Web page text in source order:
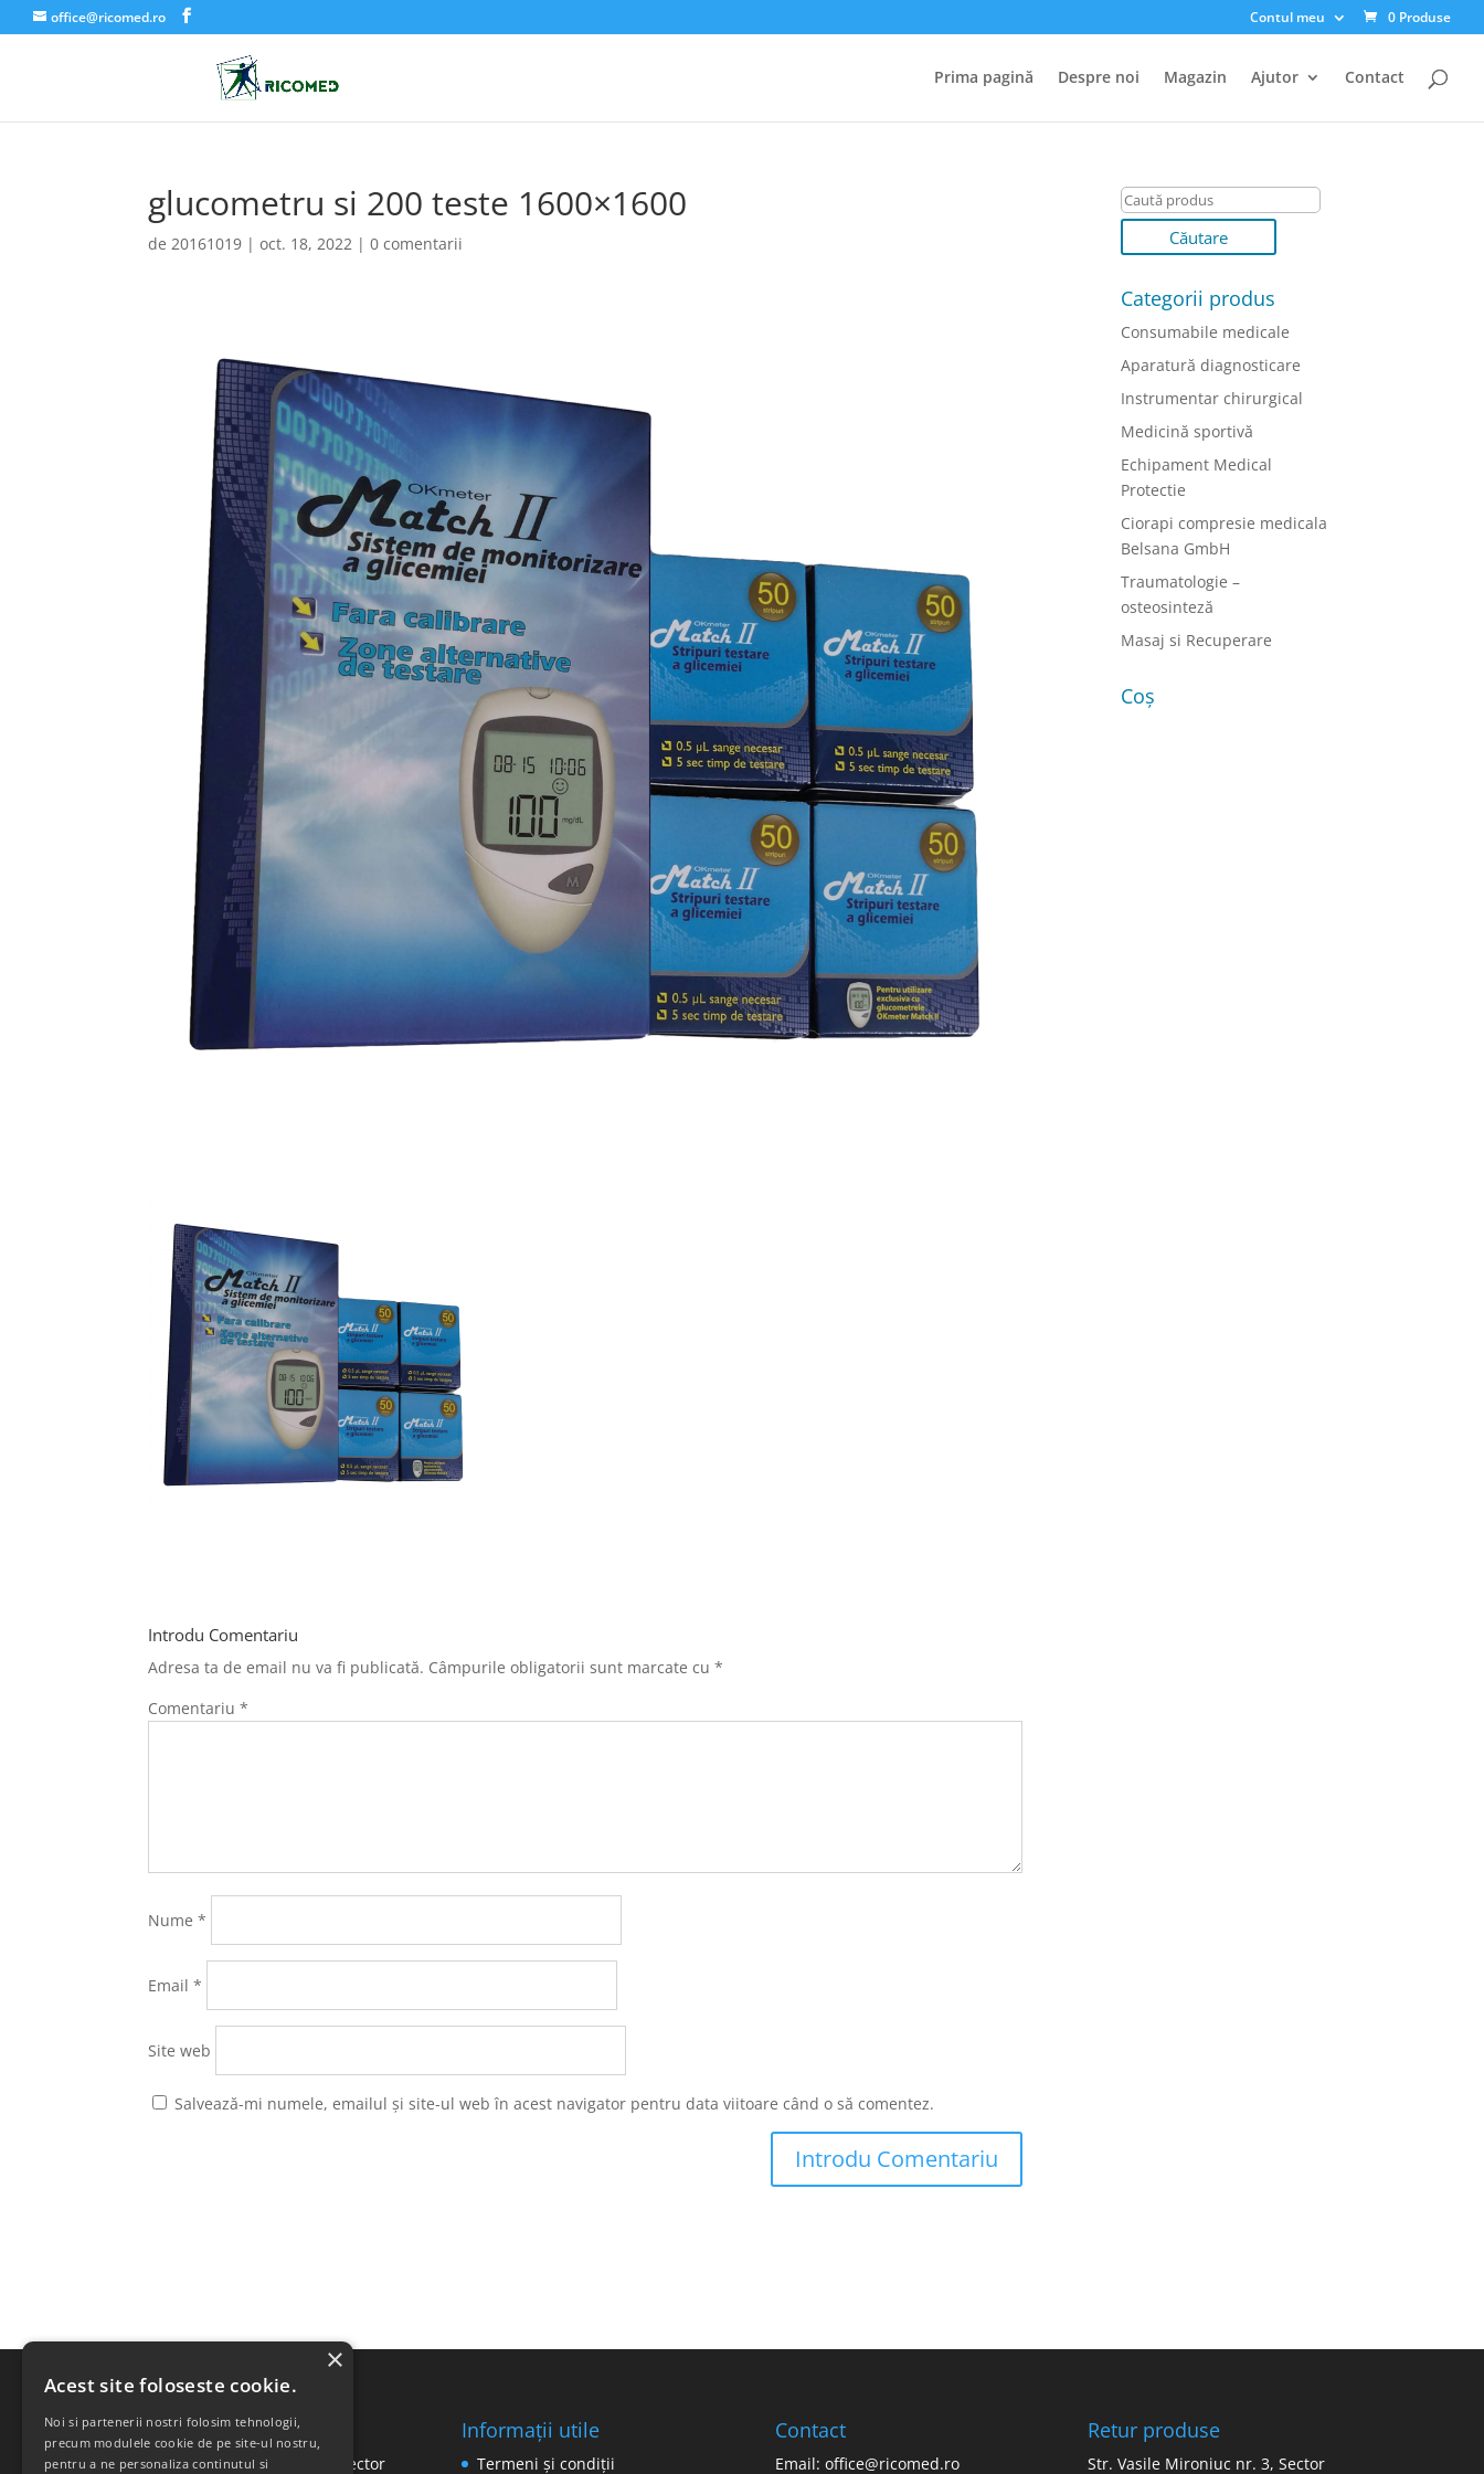
office@ricomed.ro Contul meu 0 Produse
Prima pagină Despre noi Magazin Ajutor Contact
glucometru si 200 teste 1600×1600
de20161019 |oct. 18, 2022 |0 comentarii
Introdu Comentariu
Adresa ta de email nu va fi publicată. Câmpurile obligatorii sunt marcate cu*
Comentariu*
Nume*
Email*
Site web
Salvează-mi numele, emailul și site-ul web în acest navigator pentru data viitoare când o să comentez.
Categorii produs
Consumabile medicale
Aparatură diagnosticare
Instrumentar chirurgical
Medicină sportivă
Echipament Medical
Protectie
Ciorapi compresie medicala
Belsana GmbH
Traumatologie –
osteosinteză
Masaj si Recuperare
Coș
SC RICOMED SRL
Str. Vasile Mironiuc nr. 3, Sector
Informații utile
Termeni și condiții
Contact
Email: office@ricomed.ro
Retur produse
Str. Vasile Mironiuc nr. 3, Sector
Acest site foloseste cookie.
Noi si partenerii nostri folosim tehnologii,
precum modulele cookie de pe site-ul nostru,
pentru a ne personaliza continutul si
×